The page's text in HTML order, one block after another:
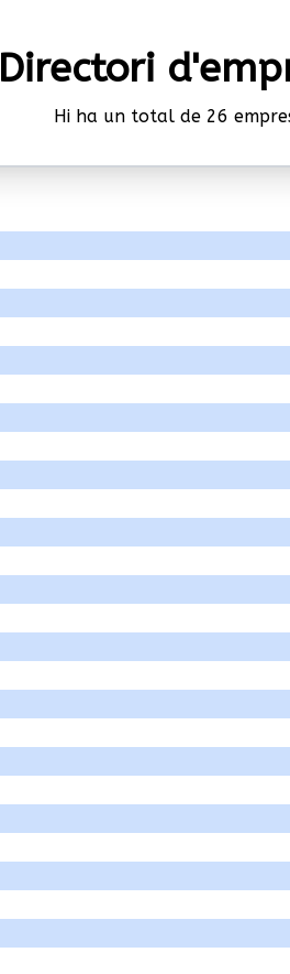
Directori
Hi ha un total de 26